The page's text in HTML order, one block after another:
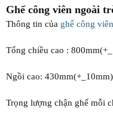
Ghế công viên ngoài
Thông tin của ghế công viên
Tổng chiều cao :
Ngồi cao: 430mm(+_10mm)
Trọng lượng chận ghế mỗi